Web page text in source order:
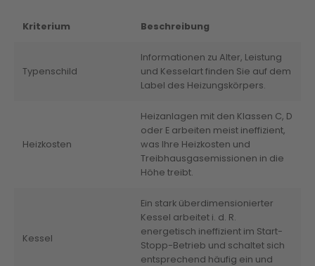
Kriterium Beschreibung
Typenschild
Informationen zu Alter, Leistung
und Kesselart finden Sie auf dem
Label des Heizungskörpers.
Heizkosten
Heizanlagen mit den Klassen C, D
oder E arbeiten meist ineffizient,
was Ihre Heizkosten und
Treibhausgasemissionen in die
Höhe treibt.
Kessel
Ein stark überdimensionierter
Kessel arbeitet i. d. R.
energetisch ineffizient im Start-
Stopp-Betrieb und schaltet sich
entsprechend häufig ein und